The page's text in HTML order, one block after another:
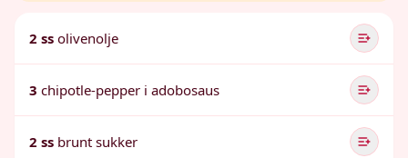
2 ss olivenolje
3 chipotle-pepper i adobosaus
2 ss brunt sukker